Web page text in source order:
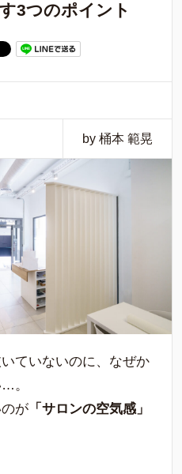
3つのポイント
by 桶本 範晃
ていないのに、なぜか
。
が 「サロンの空気感」